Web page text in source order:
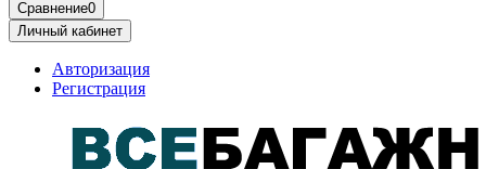
Сравнение0
Личный кабинет
Авторизация
Регистрация